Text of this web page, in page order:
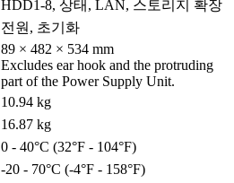
HDD1-8, 상태, LAN, 스토리지 확장
전원, 초기화
89 × 482 × 534 mm
Excludes ear hook and the protruding
part of the Power Supply Unit.
10.94 kg
16.87 kg
0 - 40°C (32°F - 104°F)
-20 - 70°C (-4°F - 158°F)